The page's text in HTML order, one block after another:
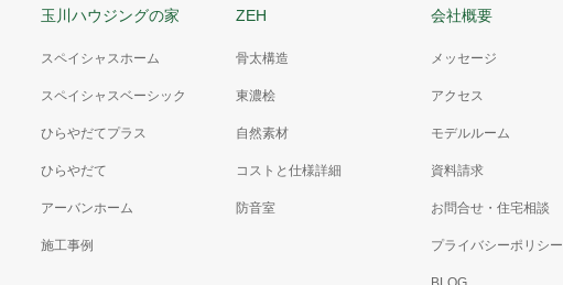
玉川ハウジングの家
スペイシャスホーム
スペイシャスベーシック
ひらやだてプラス
ひらやだて
アーバンホーム
施工事例
ZEH
骨太構造
東濃桧
自然素材
コストと仕様詳細
防音室
会社概要
メッセージ
アクセス
モデルルーム
資料請求
お問合せ・住宅相談
プライバシーポリシー